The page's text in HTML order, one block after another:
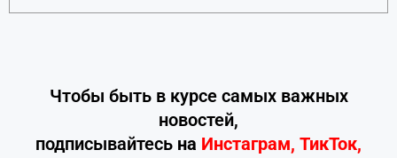
Чтобы быть в курсе самых важных
новостей,
подписывайтесь на Инстаграм, ТикТок,